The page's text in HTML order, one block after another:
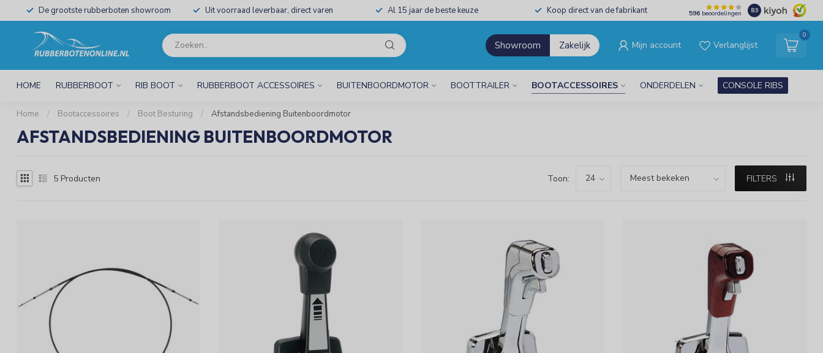
De grootste rubberboten showroom Uit voorraad leverbaar, direct varen Al 15 jaar de beste keuze Koop direct van de fabrikant 596 beoordelingen 8.9
Showroom Zakelijk Mijn account Verlanglijst
0
HOME RUBBERBOOT RIB BOOT RUBBERBOOT ACCESSOIRES BUITENBOORDMOTOR BOOTTRAILER BOOTACCESSOIRES ONDERDELEN CONSOLE RIBS
Home / Bootaccessoires / Boot Besturing / Afstandsbediening Buitenboordmotor
AFSTANDSBEDIENING BUITENBOORDMOTOR
5 Producten Toon: FILTERS